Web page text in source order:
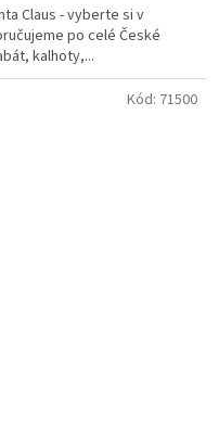
Claus - vyberte si v
po celé České
kalhoty,...
Kód: 71500